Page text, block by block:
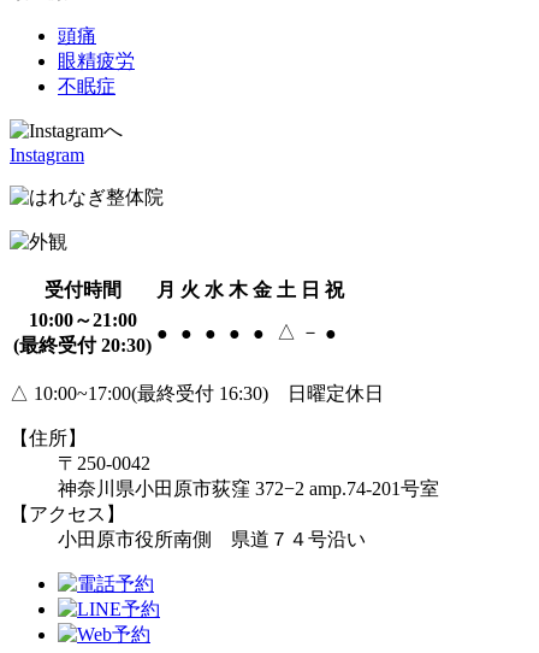
頭痛
眼精疲労
不眠症
Instagram
受付時間 月 火 水 木 金 土 日 祝
10:00～21:00
(最終受付 20:30)
● ● ● ● ● △ － ●
△ 10:00~17:00(最終受付 16:30) 日曜定休日
【住所】
〒250-0042
神奈川県小田原市荻窪 372−2 amp.74-201号室
【アクセス】
小田原市役所南側 県道７４号沿い